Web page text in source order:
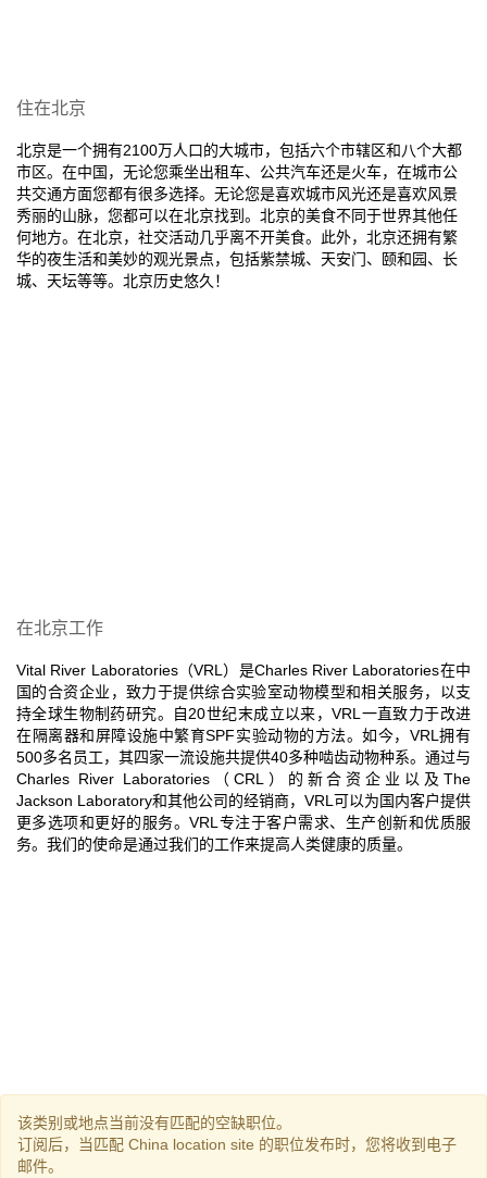
住在北京
北京是一个拥有2100万人口的大城市，包括六个市辖区和八个大都
市区。在中国，无论您乘坐出租车、公共汽车还是火车，在城市公
共交通方面您都有很多选择。无论您是喜欢城市风光还是喜欢风景
秀丽的山脉，您都可以在北京找到。北京的美食不同于世界其他任
何地方。在北京，社交活动几乎离不开美食。此外，北京还拥有繁
华的夜生活和美妙的观光景点，包括紫禁城、天安门、颐和园、长
城、天坛等等。北京历史悠久！
在北京工作
Vital River Laboratories（VRL）是Charles River Laboratories在中
国的合资企业，致力于提供综合实验室动物模型和相关服务，以支
持全球生物制药研究。自20世纪末成立以来，VRL一直致力于改进
在隔离器和屏障设施中繁育SPF实验动物的方法。如今，VRL拥有
500多名员工，其四家一流设施共提供40多种啮齿动物种系。通过与
Charles River Laboratories（CRL）的新合资企业以及The
Jackson Laboratory和其他公司的经销商，VRL可以为国内客户提供
更多选项和更好的服务。VRL专注于客户需求、生产创新和优质服
务。我们的使命是通过我们的工作来提高人类健康的质量。
该类别或地点当前没有匹配的空缺职位。
订阅后，当匹配 China location site 的职位发布时，您将收到电子
邮件。